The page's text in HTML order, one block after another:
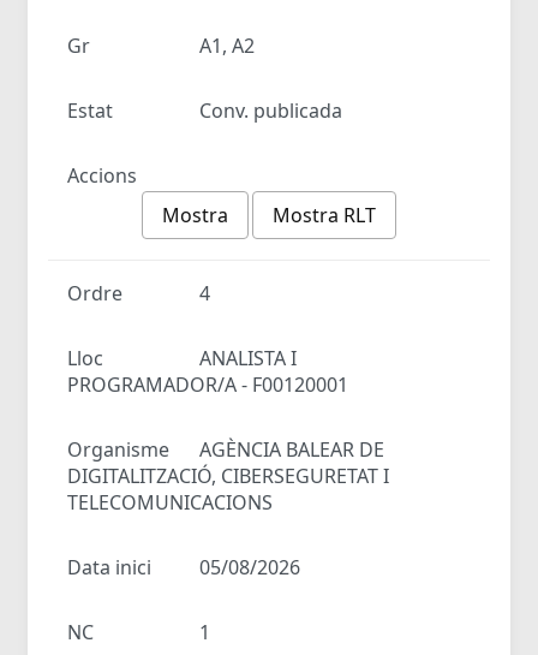
Gr A1, A2
Estat Conv. publicada
Accions
Mostra
Mostra RLT
Ordre 4
Lloc
ANALISTA I
PROGRAMADOR/A - F00120001
Organisme
AGÈNCIA BALEAR DE
DIGITALITZACIÓ, CIBERSEGURETAT I
TELECOMUNICACIONS
Data inici 05/08/2026
NC 1